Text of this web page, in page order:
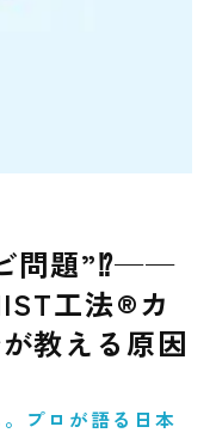
問題”⁉──
工法®カ
教える原因
プロが語る日本